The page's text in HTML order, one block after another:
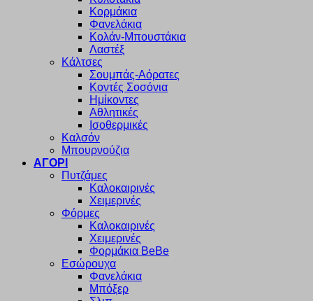
Κορμάκια
Φανελάκια
Κολάν-Μπουστάκια
Λαστέξ
Κάλτσες
Σουμπάς-Αόρατες
Κοντές Σοσόνια
Ημίκοντες
Αθλητικές
Ισοθερμικές
Καλσόν
Μπουρνούζια
ΑΓΟΡΙ
Πυτζάμες
Καλοκαιρινές
Χειμερινές
Φόρμες
Καλοκαιρινές
Χειμερινές
Φορμάκια BeBe
Εσώρουχα
Φανελάκια
Μπόξερ